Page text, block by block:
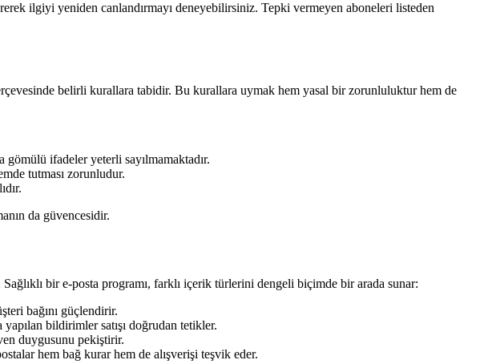
ilgiyi yeniden canlandırmayı deneyebilirsiniz. Tepki vermeyen aboneleri listeden
belirli kurallara tabidir. Bu kurallara uymak hem yasal bir zorunluluktur hem de
gömülü ifadeler yeterli sayılmamaktadır.
tutması zorunludur.
da güvencesidir.
bir e-posta programı, farklı içerik türlerini dengeli biçimde bir arada sunar:
bağını güçlendirir.
bildirimler satışı doğrudan tetikler.
duygusunu pekiştirir.
hem bağ kurar hem de alışverişi teşvik eder.